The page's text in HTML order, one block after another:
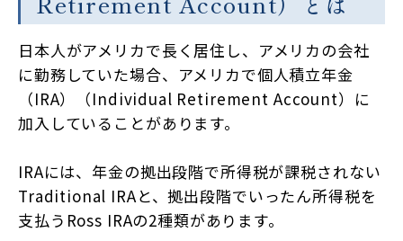
日本人がアメリカで長く居住し、アメリカの会社
に勤務していた場合、アメリカで個人積立年金
（IRA）（Individual Retirement Account）に
加入していることがあります。
IRAには、年金の拠出段階で所得税が課税されない
Traditional IRAと、拠出段階でいったん所得税を
支払うRoss IRAの2種類があります。